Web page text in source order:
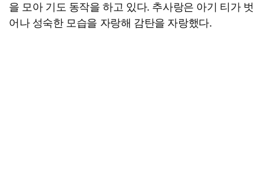
을 모아 기도 동작을 하고 있다. 추사랑은 아기 티가 벗
어나 성숙한 모습을 자랑해 감탄을 자랑했다.